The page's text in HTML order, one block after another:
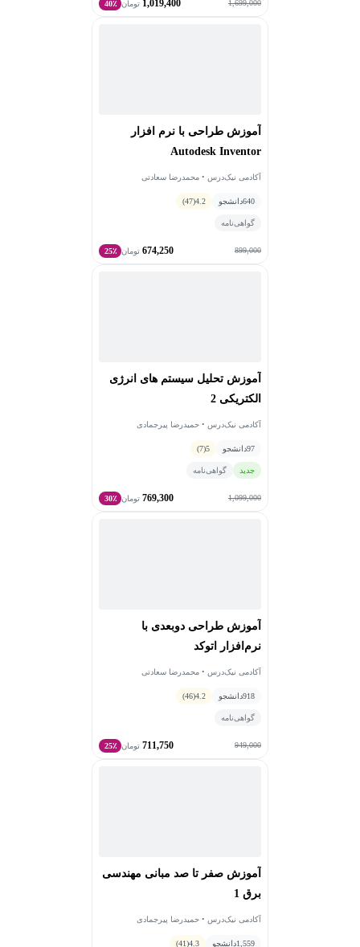
1,699,000
1,019,400 تومان 40٪
آموزش طراحی با نرم افزار
Autodesk Inventor
آکادمی نیک‌درس • محمدرضا سعادتی
640دانشجو 4.2
(47)
گواهی‌نامه
899,000
674,250 تومان 25٪
آموزش تحلیل سیستم های انرژی
الکتریکی 2
آکادمی نیک‌درس • حمیدرضا پیرجمادی
97دانشجو 5
(7)
جدید گواهی‌نامه
1,099,000
769,300 تومان 30٪
آموزش طراحی دوبعدی با
نرم‌افزار اتوکد
آکادمی نیک‌درس • محمدرضا سعادتی
918دانشجو 4.2
(46)
گواهی‌نامه
949,000
711,750 تومان 25٪
آموزش صفر تا صد مبانی مهندسی
برق 1
آکادمی نیک‌درس • حمیدرضا پیرجمادی
1,559دانشجو 4.3
(41)